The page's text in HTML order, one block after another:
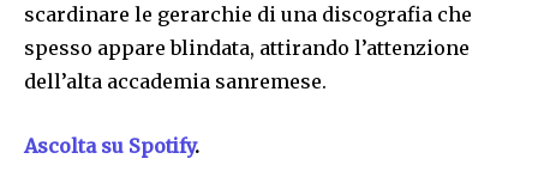
scardinare le gerarchie di una discografia che
spesso appare blindata, attirando l’attenzione
dell’alta accademia sanremese.
Ascolta su Spotify.